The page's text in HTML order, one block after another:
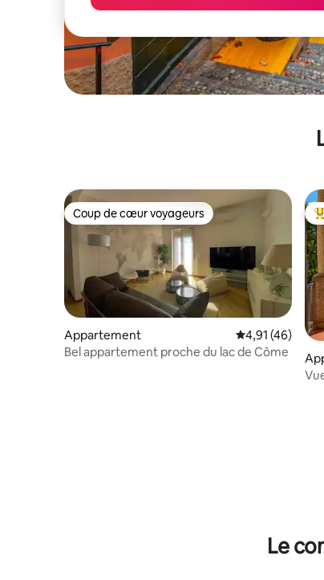
Coup de cœur voyageurs
Coup de cœur voyageurs
Appartement Évaluation
4,91 (46)
Bel appartement proche du lac de Côme
Le